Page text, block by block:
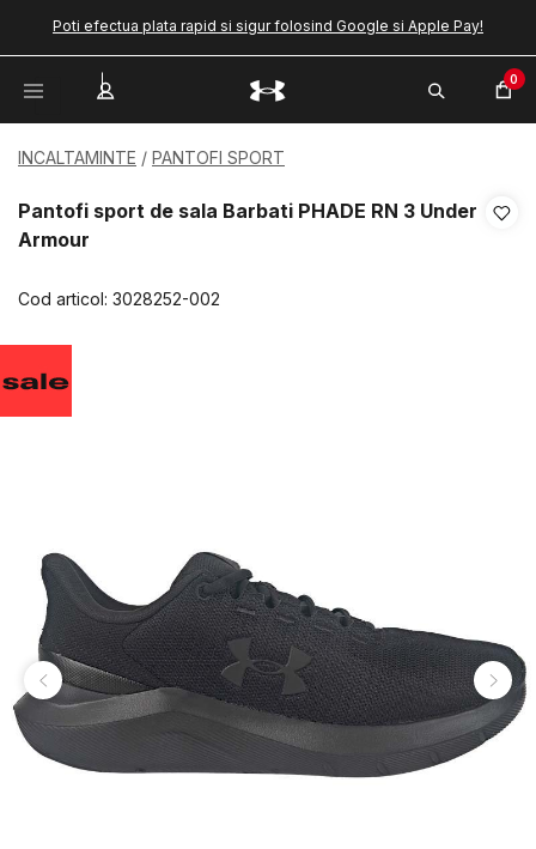
Poti efectua plata rapid si sigur folosind Google si Apple Pay!
0
INCALTAMINTE PANTOFI SPORT
Pantofi sport de sala Barbati PHADE RN 3 Under
Armour
Cod articol: 3028252-002